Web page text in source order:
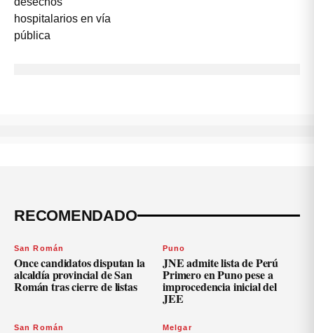
RECOMENDADO
San Román
Once candidatos disputan la
alcaldía provincial de San
Román tras cierre de listas
Puno
JNE admite lista de Perú
Primero en Puno pese a
improcedencia inicial del
JEE
San Román Melgar